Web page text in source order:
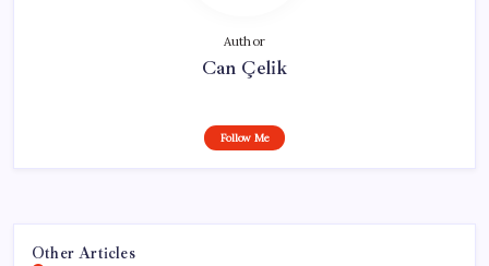
Author
Can Çelik
Follow Me
Other Articles